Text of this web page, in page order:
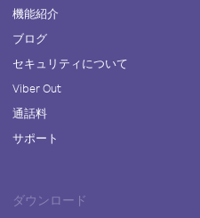
機能紹介
ブログ
セキュリティについて
Viber Out
通話料
サポート
ダウンロード